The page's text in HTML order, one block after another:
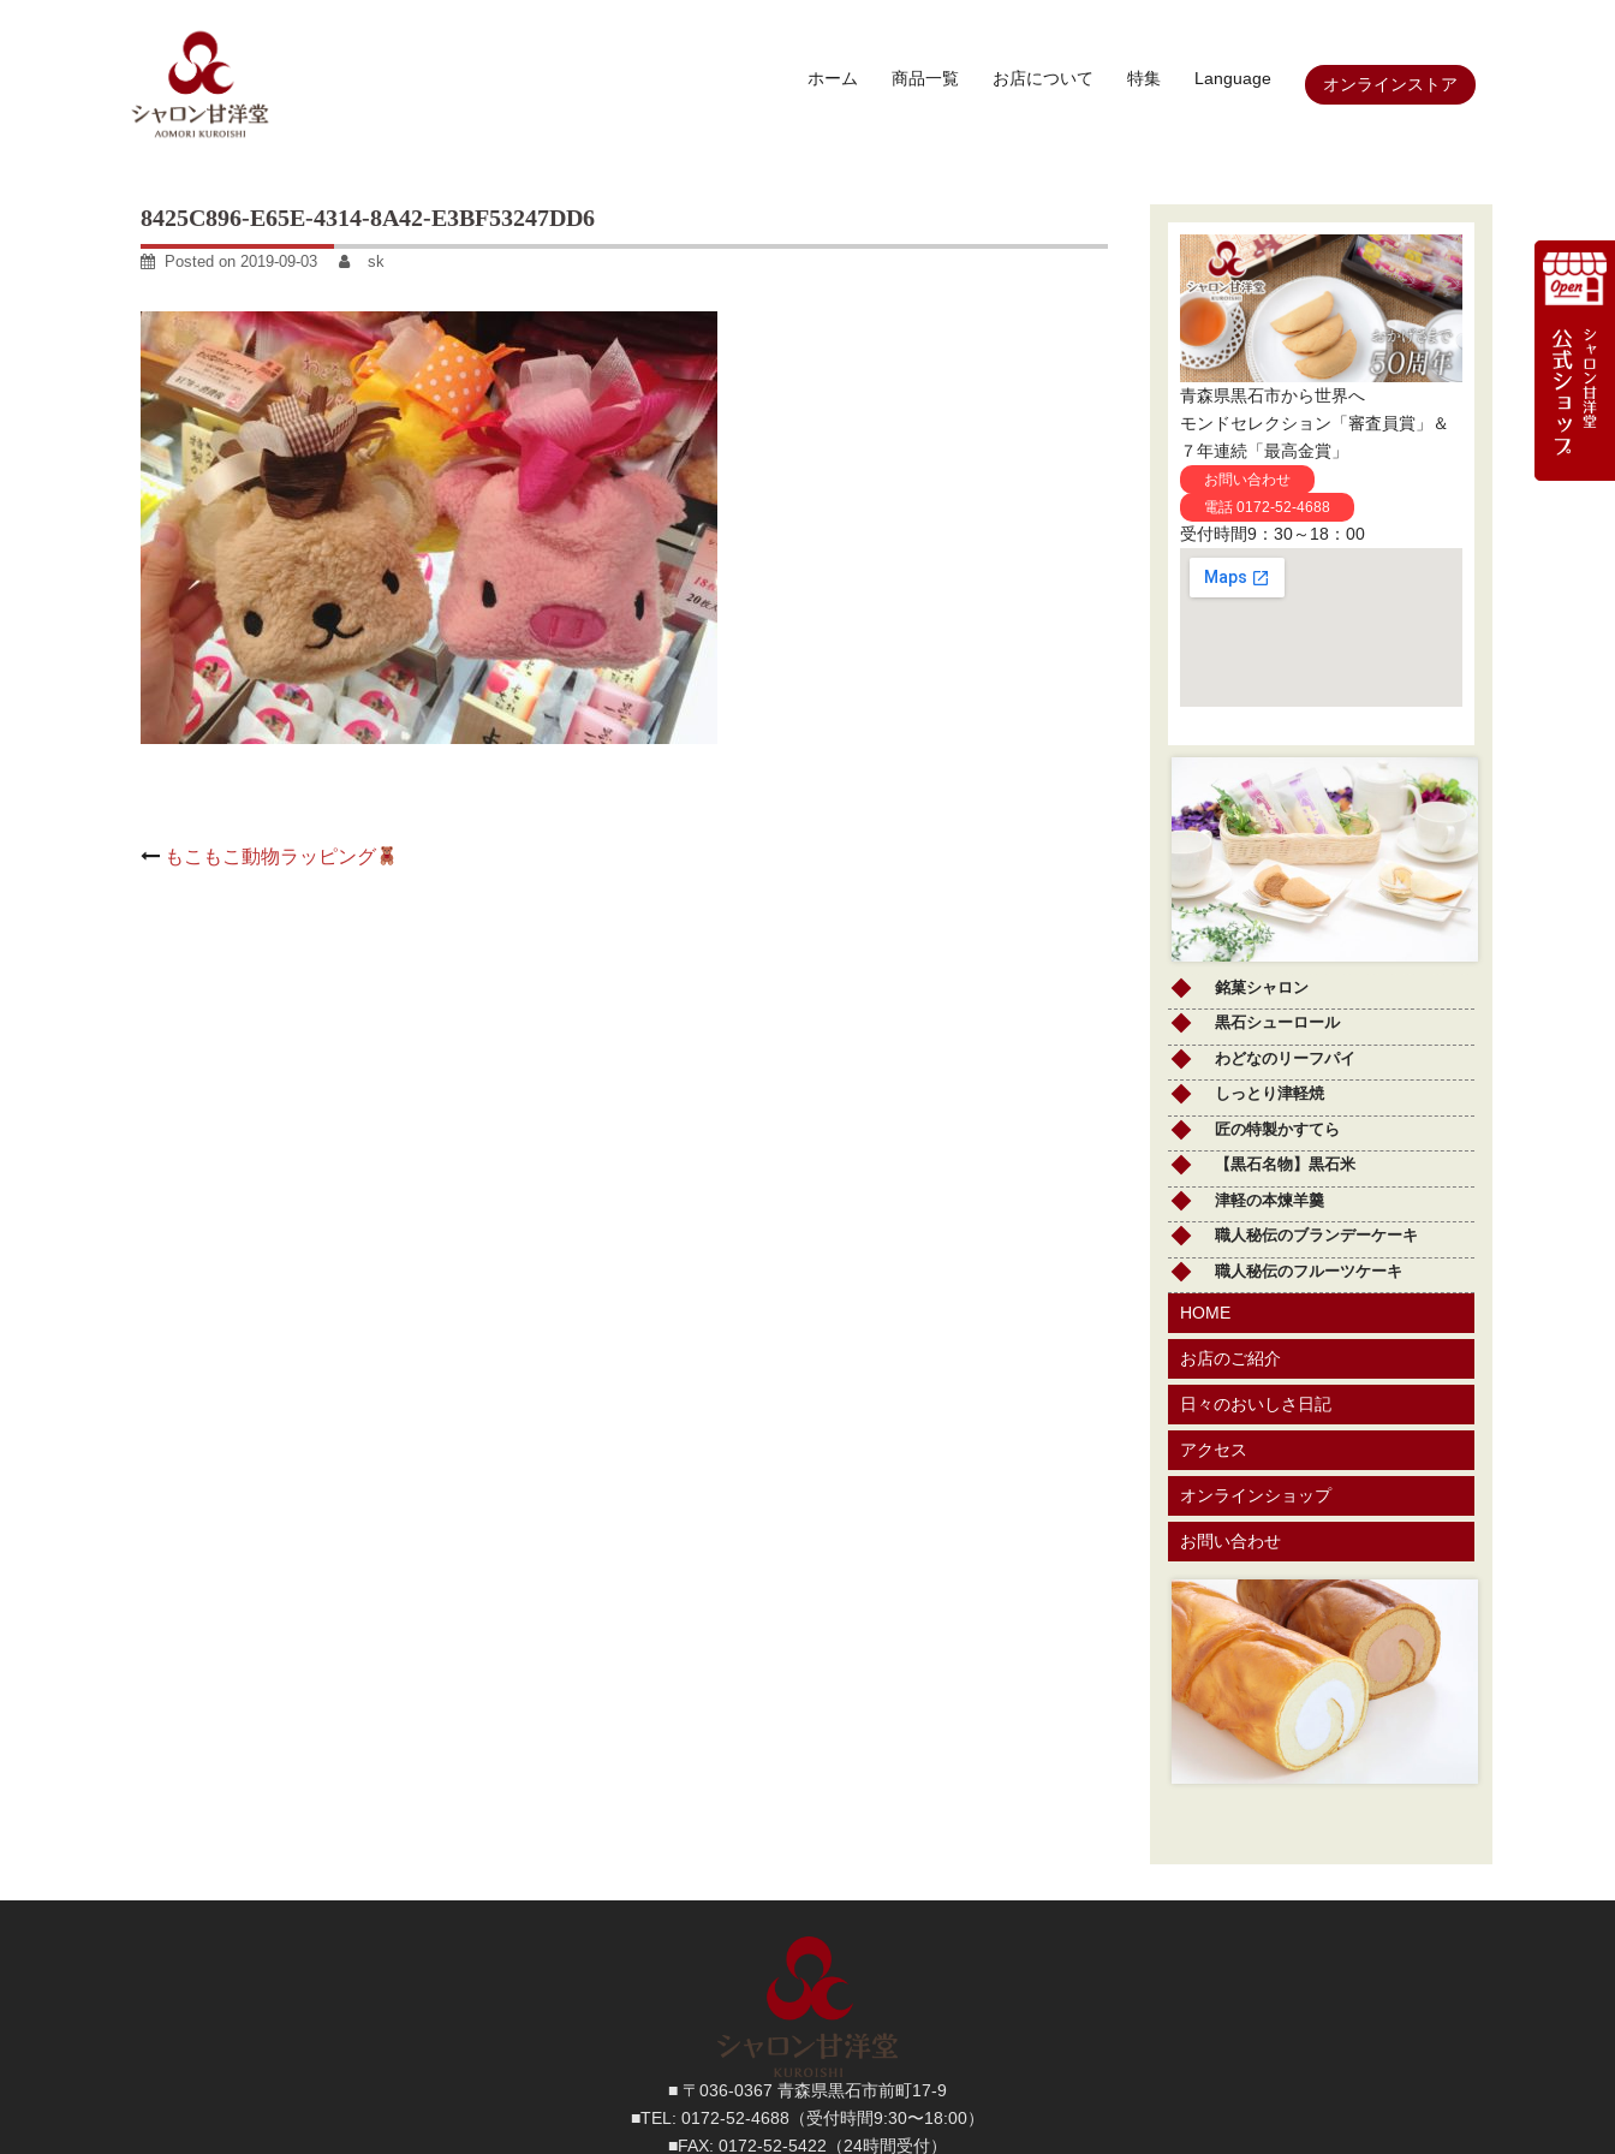
ホーム 商品一覧 お店について 特集 Language オンラインストア
8425C896-E65E-4314-8A42-E3BF53247DD6
Posted on 2019-09-03 sk
Post
もこもこ動物ラッピング
青森県黒石市から世界へ
モンドセレクション「審査員賞」＆
７年連続「最高金賞」
お問い合わせ
電話 0172-52-4688
受付時間9：30～18：00
銘菓シャロン
黒石シューロール
わどなのリーフパイ
しっとり津軽焼
匠の特製かすてら
【黒石名物】黒石米
津軽の本煉羊羹
職人秘伝のブランデーケーキ
職人秘伝のフルーツケーキ
HOME
お店のご紹介
日々のおいしさ日記
アクセス
オンラインショップ
お問い合わせ
■ 〒036-0367 青森県黒石市前町17-9
■TEL: 0172-52-4688 （受付時間9:30〜18:00）
■FAX: 0172-52-5422 （24時間受付）